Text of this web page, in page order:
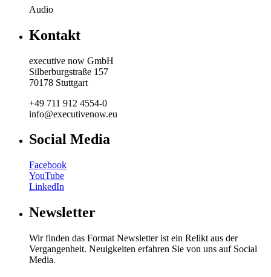
Audio
Kontakt
executive now GmbH
Silberburgstraße 157
70178 Stuttgart
+49 711 912 4554-0
info@executivenow.eu
Social Media
Facebook
YouTube
LinkedIn
Newsletter
Wir finden das Format Newsletter ist ein Relikt aus der
Vergangenheit. Neuigkeiten erfahren Sie von uns auf Social
Media.